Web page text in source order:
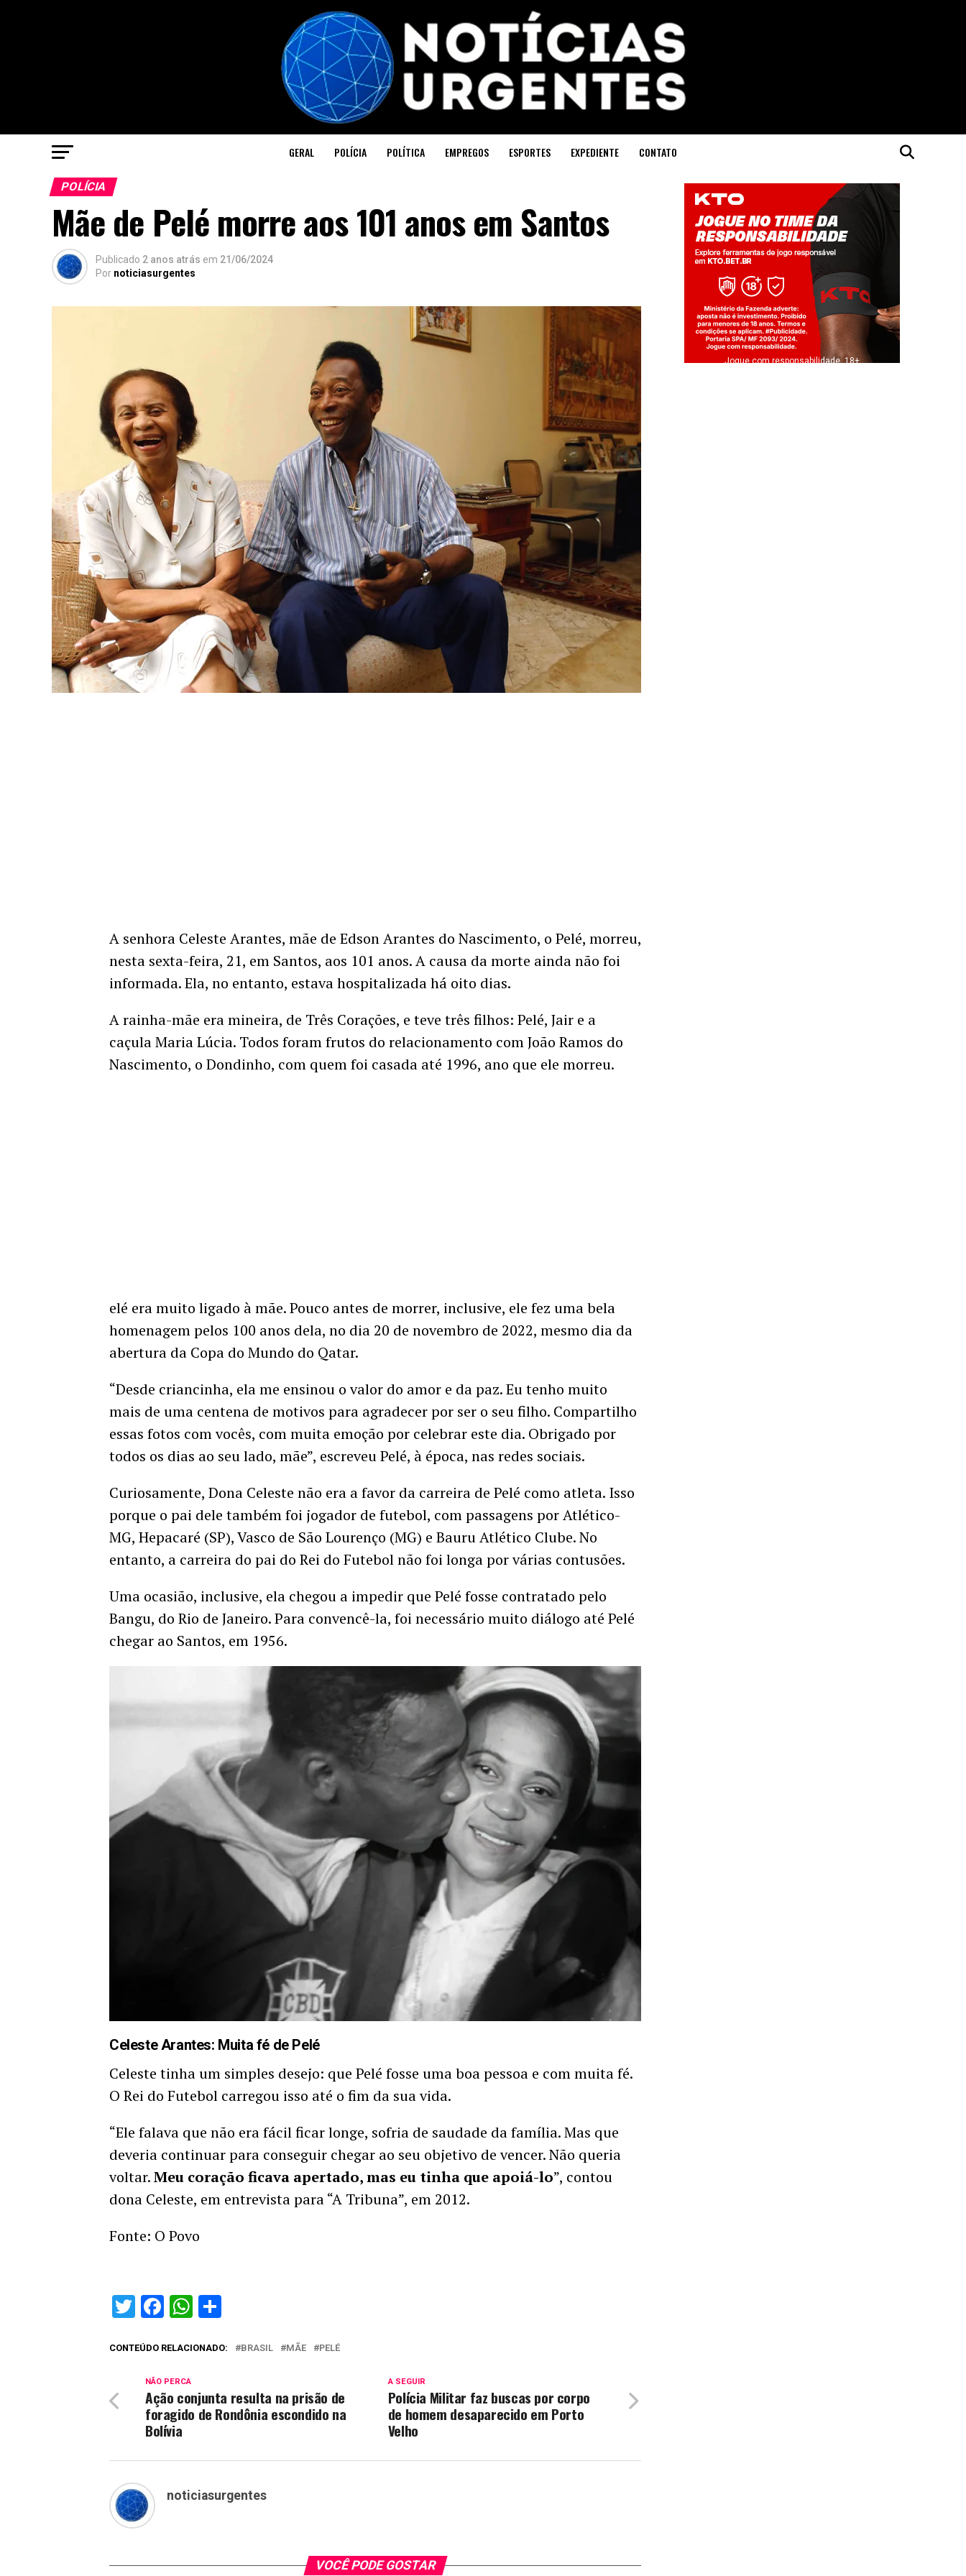
GERAL POLÍCIA POLÍTICA EMPREGOS ESPORTES EXPEDIENTE CONTATO
POLÍCIA
Mãe de Pelé morre aos 101 anos em Santos
Publicado 2 anos atrás em 21/06/2024
Por noticiasurgentes
A senhora Celeste Arantes, mãe de Edson Arantes do Nascimento, o Pelé, morreu,
nesta sexta-feira, 21, em Santos, aos 101 anos. A causa da morte ainda não foi
informada. Ela, no entanto, estava hospitalizada há oito dias.
A rainha-mãe era mineira, de Três Corações, e teve três filhos: Pelé, Jair e a
caçula Maria Lúcia. Todos foram frutos do relacionamento com João Ramos do
Nascimento, o Dondinho, com quem foi casada até 1996, ano que ele morreu.
elé era muito ligado à mãe. Pouco antes de morrer, inclusive, ele fez uma bela
homenagem pelos 100 anos dela, no dia 20 de novembro de 2022, mesmo dia da
abertura da Copa do Mundo do Qatar.
“Desde criancinha, ela me ensinou o valor do amor e da paz. Eu tenho muito
mais de uma centena de motivos para agradecer por ser o seu filho. Compartilho
essas fotos com vocês, com muita emoção por celebrar este dia. Obrigado por
todos os dias ao seu lado, mãe”, escreveu Pelé, à época, nas redes sociais.
Curiosamente, Dona Celeste não era a favor da carreira de Pelé como atleta. Isso
porque o pai dele também foi jogador de futebol, com passagens por Atlético-
MG, Hepacaré (SP), Vasco de São Lourenço (MG) e Bauru Atlético Clube. No
entanto, a carreira do pai do Rei do Futebol não foi longa por várias contusões.
Uma ocasião, inclusive, ela chegou a impedir que Pelé fosse contratado pelo
Bangu, do Rio de Janeiro. Para convencê-la, foi necessário muito diálogo até Pelé
chegar ao Santos, em 1956.
Celeste Arantes: Muita fé de Pelé
Celeste tinha um simples desejo: que Pelé fosse uma boa pessoa e com muita fé.
O Rei do Futebol carregou isso até o fim da sua vida.
“Ele falava que não era fácil ficar longe, sofria de saudade da família. Mas que
deveria continuar para conseguir chegar ao seu objetivo de vencer. Não queria
voltar.Meu coração ficava apertado, mas eu tinha que apoiá-lo”, contou
dona Celeste, em entrevista para “A Tribuna”, em 2012.
Fonte: O Povo
Twitter
Facebook
WhatsApp
CONTEÚDO RELACIONADO: BRASIL MÃE PELÉ
A SEGUIR
Polícia Militar faz buscas por corpo
de homem desaparecido em Porto
Velho
NÃO PERCA
Ação conjunta resulta na prisão de
foragido de Rondônia escondido na
Bolívia
noticiasurgentes
VOCÊ PODE GOSTAR
Jogue com responsabilidade. 18+